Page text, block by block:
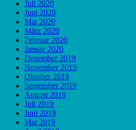
Juli 2020
Juni 2020
Mai 2020
März 2020
Februar 2020
Januar 2020
Dezember 2019
November 2019
Oktober 2019
September 2019
August 2019
Juli 2019
Juni 2019
Mai 2019